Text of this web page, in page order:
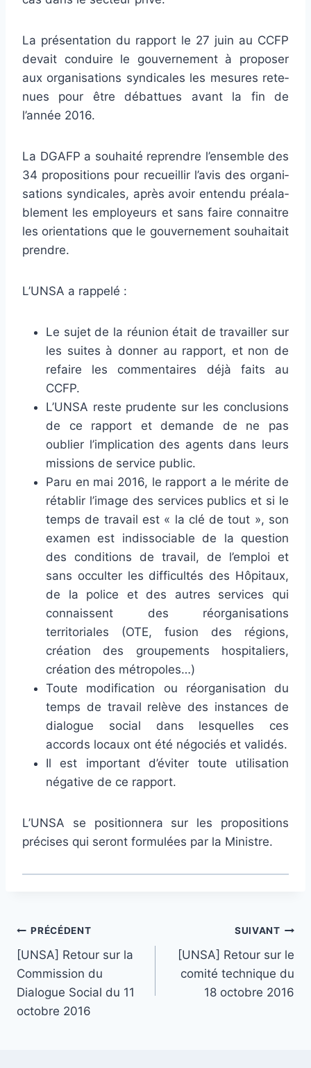
La pré­sen­ta­tion du rap­port le 27 juin au CCFP
devait conduire le gou­ver­ne­ment à pro­po­ser
aux orga­ni­sa­tions syn­di­ca­les les mesu­res rete­
nues pour être débat­tues avant la fin de
l’année 2016.
La DGAFP a sou­haité repren­dre l’ensem­ble des
34 pro­po­si­tions pour recueillir l’avis des orga­ni­
sa­tions syn­di­ca­les, après avoir entendu préa­la­
ble­ment les employeurs et sans faire connai­tre
les orien­ta­tions que le gou­ver­ne­ment sou­hai­tait
pren­dre.
L’UNSA a rap­pelé :
Le sujet de la réunion était de travailler sur
les suites à donner au rapport, et non de
refaire les commentaires déjà faits au
CCFP.
L’UNSA reste prudente sur les conclusions
de ce rapport et demande de ne pas
oublier l’implication des agents dans leurs
missions de service public.
Paru en mai 2016, le rapport a le mérite de
rétablir l’image des services publics et si le
temps de travail est « la clé de tout », son
examen est indissociable de la question
des conditions de travail, de l’emploi et
sans occulter les difficultés des Hôpitaux,
de la police et des autres services qui
connaissent des réorganisations
territoriales (OTE, fusion des régions,
création des groupements hospitaliers,
création des métropoles…)
Toute modification ou réorganisation du
temps de travail relève des instances de
dialogue social dans lesquelles ces
accords locaux ont été négociés et validés.
Il est important d’éviter toute utilisation
négative de ce rapport.
L’UNSA se posi­tion­nera sur les pro­po­si­tions
pré­ci­ses qui seront for­mu­lées par la Ministre.
Navigation
de
l’article
PRÉCÉDENT
[UNSA] Retour sur la
Commission du
Dialogue Social du 11
octobre 2016
SUIVANT
[UNSA] Retour sur le
comité technique du
18 octobre 2016